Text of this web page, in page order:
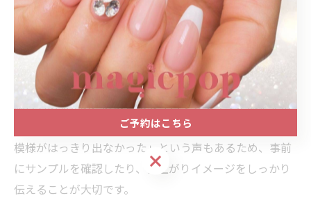
に、光源や角度を変えて写真を撮ることで、さまざまな
表情を楽しむことができるのがマグネットネイルならで
はの醍醐味です。
注意点としては、デザインによってはムラができやすい
場合もあるため、経験豊富なサロンスタッフに施術を依
頼するのがおすすめです。失敗例としては「思ったより
模様がはっきり出なかった」という声もあるため、事前
にサンプルを確認したり、仕上がりイメージをしっかり
伝えることが大切です。
ご予約はこちら
ご予約はこちら